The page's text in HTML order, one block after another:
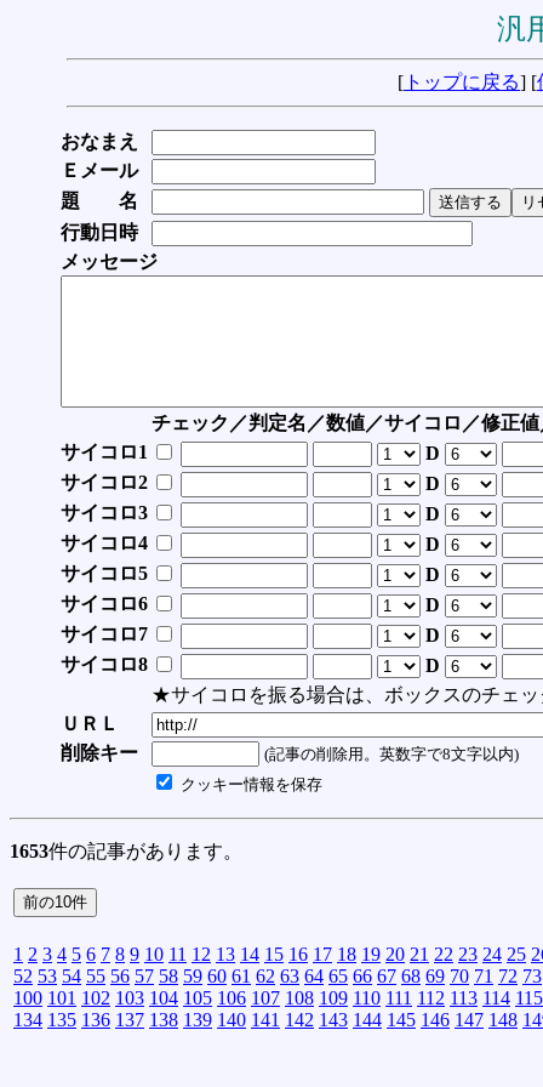
汎
[ トップに戻る] [
おなまえ
Ｅメール
題 名
行動日時
メッセージ
チェック／判定名／数値／サイコロ／修正
サイコロ1
D
サイコロ2
D
サイコロ3
D
サイコロ4
D
サイコロ5
D
サイコロ6
D
サイコロ7
D
サイコロ8
D
★サイコロを振る場合は、ボックスのチェッ
ＵＲＬ
削除キー
(記事の削除用。英数字で8文字以内)
クッキー情報を保存
1653件の記事があります。
1 2 3 4 5 6 7 8 9 10 11 12 13 14 15 16 17 18 19 20 21 22 23 24 25
52 53 54 55 56 57 58 59 60 61 62 63 64 65 66 67 68 69 70 71 72 73
100 101 102 103 104 105 106 107 108 109 110 111 112 113 114 115
134 135 136 137 138 139 140 141 142 143 144 145 146 147 148